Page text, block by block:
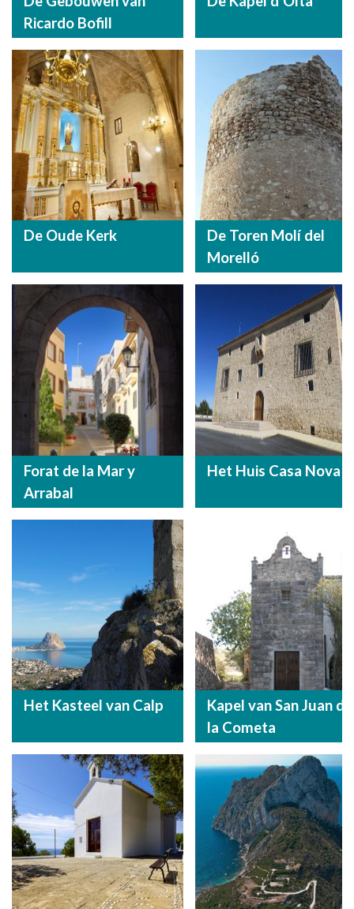
Ricardo Bofill
De Oude Kerk
De Toren Molí del
Morelló
Forat de la Mar y
Arrabal
Het Huis Casa Nova
Het Kasteel van Calp
Kapel van San Juan de
la Cometa